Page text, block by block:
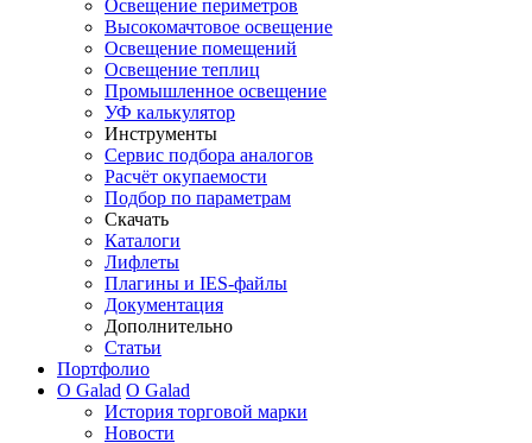
Освещение периметров
Высокомачтовое освещение
Освещение помещений
Освещение теплиц
Промышленное освещение
УФ калькулятор
Инструменты
Сервис подбора аналогов
Расчёт окупаемости
Подбор по параметрам
Скачать
Каталоги
Лифлеты
Плагины и IES-файлы
Документация
Дополнительно
Статьи
Портфолио
О Galad О Galad
История торговой марки
Новости